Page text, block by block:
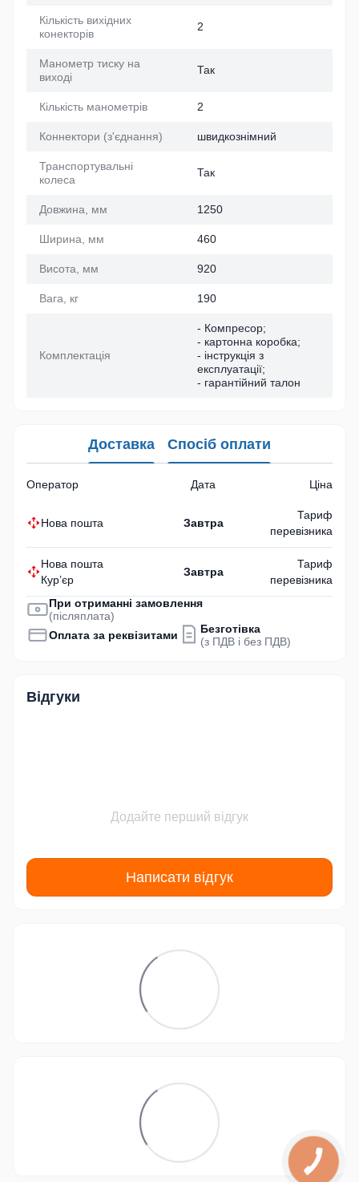
Кількість вихідних
конекторів
2
Манометр тиску на
виході
Так
Кількість манометрів 2
Коннектори (з'єднання) швидкознімний
Транспортувальні
колеса
Так
Довжина, мм 1250
Ширина, мм 460
Висота, мм 920
Вага, кг 190
Комплектація
- Компресор;
- картонна коробка;
- інструкція з
експлуатації;
- гарантійний талон
Доставка Спосіб оплати
Оператор Дата Ціна
Нова пошта Завтра
Тариф
перевізника
Нова пошта
Кур’єр
Завтра
Тариф
перевізника
При отриманні замовлення
(післяплата)
Оплата за реквізитами
Безготівка
(з ПДВ і без ПДВ)
Відгуки
Додайте перший відгук
Написати відгук